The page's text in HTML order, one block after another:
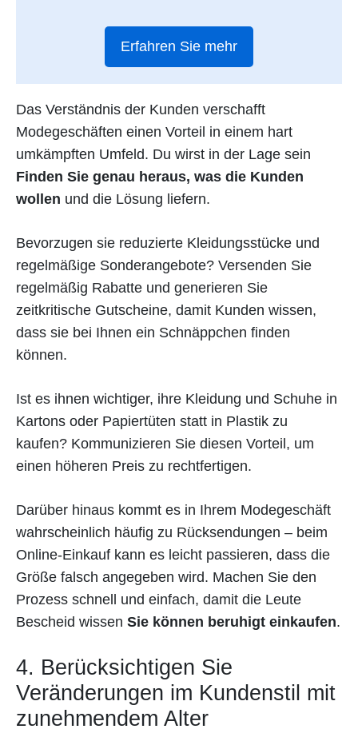
Erfahren Sie mehr
Das Verständnis der Kunden verschafft
Modegeschäften einen Vorteil in einem hart
umkämpften Umfeld. Du wirst in der Lage sein
Finden Sie genau heraus, was die Kunden
wollen und die Lösung liefern.
Bevorzugen sie reduzierte Kleidungsstücke und
regelmäßige Sonderangebote? Versenden Sie
regelmäßig Rabatte und generieren Sie
zeitkritische Gutscheine, damit Kunden wissen,
dass sie bei Ihnen ein Schnäppchen finden
können.
Ist es ihnen wichtiger, ihre Kleidung und Schuhe in
Kartons oder Papiertüten statt in Plastik zu
kaufen? Kommunizieren Sie diesen Vorteil, um
einen höheren Preis zu rechtfertigen.
Darüber hinaus kommt es in Ihrem Modegeschäft
wahrscheinlich häufig zu Rücksendungen – beim
Online-Einkauf kann es leicht passieren, dass die
Größe falsch angegeben wird. Machen Sie den
Prozess schnell und einfach, damit die Leute
Bescheid wissen Sie können beruhigt einkaufen.
4. Berücksichtigen Sie
Veränderungen im Kundenstil mit
zunehmendem Alter